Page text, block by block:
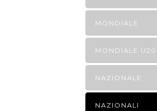
MONDIALE
MONDIALE U20
NAZIONALE
NAZIONALI